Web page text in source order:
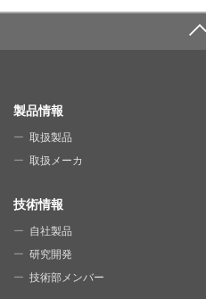
SITE MAP
製品情報
取扱製品
取扱メーカ
技術情報
自社製品
研究開発
技術部メンバー